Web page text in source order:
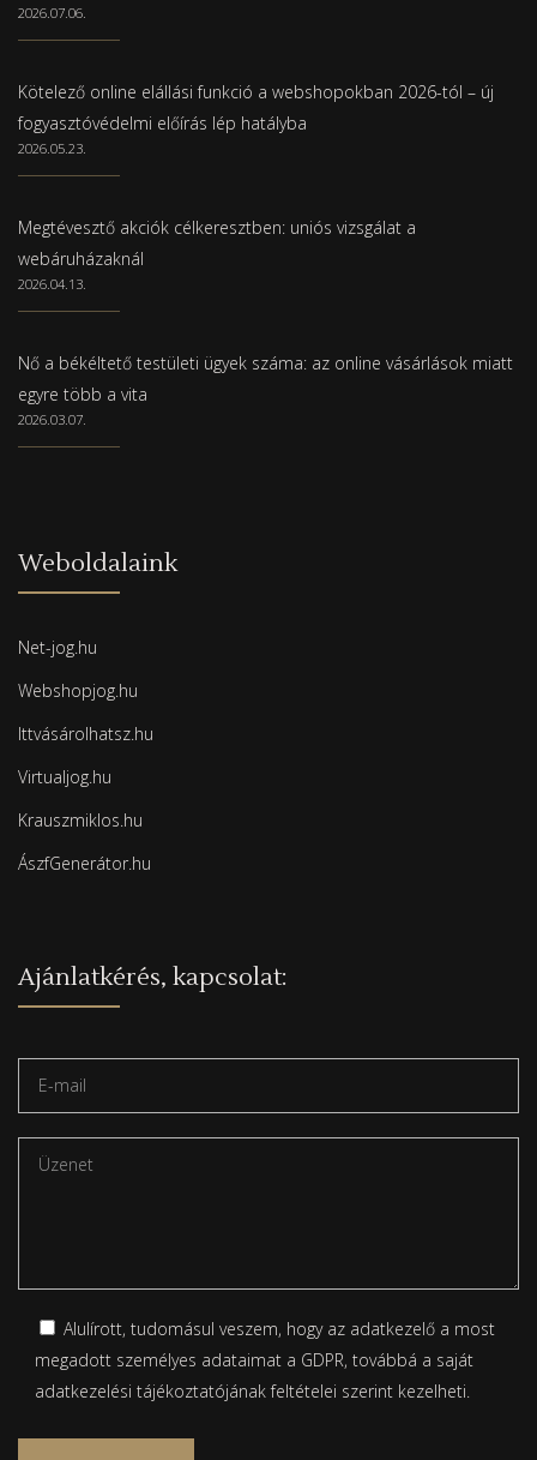
2026.07.06.
Kötelező online elállási funkció a webshopokban 2026-tól – új
fogyasztóvédelmi előírás lép hatályba
2026.05.23.
Megtévesztő akciók célkeresztben: uniós vizsgálat a
webáruházaknál
2026.04.13.
Nő a békéltető testületi ügyek száma: az online vásárlások miatt
egyre több a vita
2026.03.07.
Weboldalaink
Net-jog.hu
Webshopjog.hu
Ittvásárolhatsz.hu
Virtualjog.hu
Krauszmiklos.hu
ÁszfGenerátor.hu
Ajánlatkérés, kapcsolat:
Alulírott, tudomásul veszem, hogy az adatkezelő a most
megadott személyes adataimat a GDPR, továbbá a saját
adatkezelési tájékoztatójánakfeltételei szerint kezelheti.